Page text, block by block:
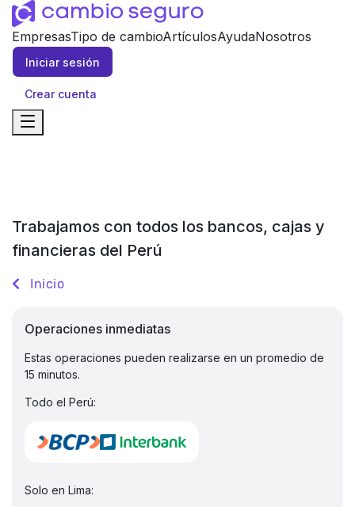
EmpresasTipo de cambioArtículosAyudaNosotros
Iniciar sesión
Crear cuenta
Trabajamos con todos los bancos, cajas y
financieras del Perú
Inicio
Operaciones inmediatas
Estas operaciones pueden realizarse en un promedio de
15 minutos.
Todo el Perú:
Solo en Lima: